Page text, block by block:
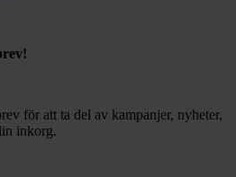
för att ta del av kampanjer, nyheter,
inkorg.